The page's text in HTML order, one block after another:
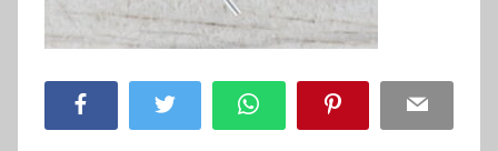
Facebook Twitter WhatsApp Pinterest Email